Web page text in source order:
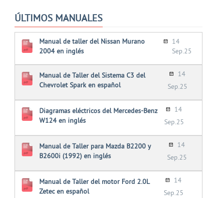
ÚLTIMOS MANUALES
Manual de taller del Nissan Murano
2004 en inglés
14
Sep.25
Manual de Taller del Sistema C3 del
Chevrolet Spark en español
14
Sep.25
Diagramas eléctricos del Mercedes-Benz
W124 en inglés
14
Sep.25
Manual de Taller para Mazda B2200 y
B2600i (1992) en inglés
14
Sep.25
Manual de Taller del motor Ford 2.0L
Zetec en español
14
Sep.25